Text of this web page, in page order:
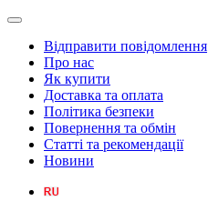
Відправити повідомлення
Про нас
Як купити
Доставка та оплата
Політика безпеки
Повернення та обмін
Статті та рекомендації
Новини